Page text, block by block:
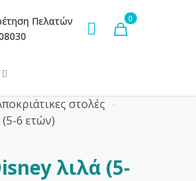
Πελατών
0
στολές -
6 ετών)
λιλά (5-